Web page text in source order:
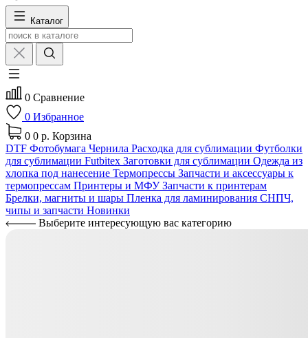
Каталог
0 Сравнение
0 Избранное
0 0 р. Корзина
DTF Фотобумага Чернила Расходка для сублимации Футболки
для сублимации Futbitex Заготовки для сублимации Одежда из
хлопка под нанесение Термопрессы Запчасти и аксессуары к
термопрессам Принтеры и МФУЗапчасти к принтерам
Брелки, магниты и шары Пленка для ламинирования СНПЧ,
чипы и запчасти Новинки
Выберите интересующую вас категорию